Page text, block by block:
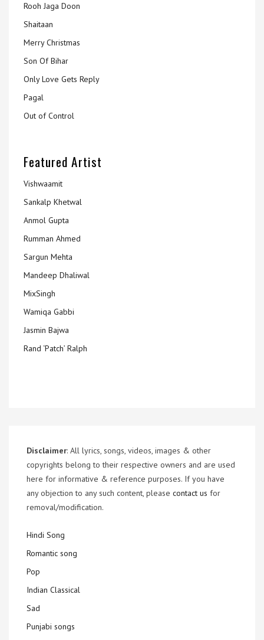
Rooh Jaga Doon
Shaitaan
Merry Christmas
Son Of Bihar
Only Love Gets Reply
Pagal
Out of Control
Featured Artist
Vishwaamit
Sankalp Khetwal
Anmol Gupta
Rumman Ahmed
Sargun Mehta
Mandeep Dhaliwal
MixSingh
Wamiqa Gabbi
Jasmin Bajwa
Rand ‘Patch’ Ralph
Disclaimer: All lyrics, songs, videos, images & other
copyrights belong to their respective owners and are used
here for informative & reference purposes. If you have
any objection to any such content, please contact us for
removal/modification.
Hindi Song
Romantic song
Pop
Indian Classical
Sad
Punjabi songs